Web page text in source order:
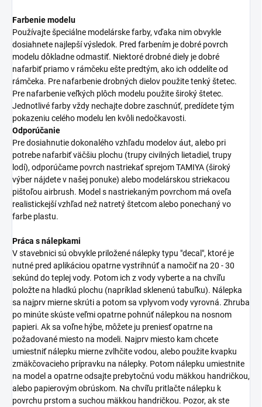
Farbenie modelu
Používajte špeciálne modelárske farby, vďaka nim obvykle
dosiahnete najlepší výsledok. Pred farbením je dobré povrch
modelu dôkladne odmastiť. Niektoré drobné diely je dobré
nafarbiť priamo v rámčeku ešte predtým, ako ich oddelíte od
rámčeka. Pre nafarbenie drobných dielov použite tenký štetec.
Pre nafarbenie veľkých plôch modelu použite široký štetec.
Jednotlivé farby vždy nechajte dobre zaschnúť, predídete tým
pokazeniu celého modelu len kvôli nedočkavosti.
Odporúčanie
Pre dosiahnutie dokonalého vzhľadu modelov áut, alebo pri
potrebe nafarbiť väčšiu plochu (trupy civilných lietadiel, trupy
lodí), odporúčame povrch nastriekať sprejom TAMIYA (široký
výber nájdete v našej ponuke) alebo modelárskou striekacou
pištoľou airbrush. Model s nastriekaným povrchom má oveľa
realistickejší vzhľad než natretý štetcom alebo ponechaný vo
farbe plastu.
Práca s nálepkami
V stavebnici sú obvykle priložené nálepky typu "decal", ktoré je
nutné pred aplikáciou opatrne vystrihnúť a namočiť na 20 - 30
sekúnd do teplej vody. Potom ich z vody vyberte a na chvíľu
položte na hladkú plochu (napríklad sklenenú tabuľku). Nálepka
sa najprv mierne skrúti a potom sa vplyvom vody vyrovná. Zhruba
po minúte skúste veľmi opatrne pohnúť nálepkou na nosnom
papieri. Ak sa voľne hýbe, môžete ju preniesť opatrne na
požadované miesto na modeli. Najprv miesto kam chcete
umiestniť nálepku mierne zvlhčite vodou, alebo použite kvapku
zmäkčovacieho prípravku na nálepky. Potom nálepku umiestnite
na model a opatrne odsajte prebytočnú vodu mäkkou handričkou,
alebo papierovým obrúskom. Na chvíľu pritlačte nálepku k
povrchu prstom a suchou mäkkou handričkou. Pozor, ak ste